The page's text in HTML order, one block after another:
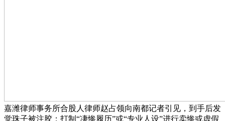
嘉潍律师事务所合股人律师赵占领向南都记者引见，到手后发
觉珠子被注胶；打制“凄惨履历”或“专业人设”进行卖惨或虚假